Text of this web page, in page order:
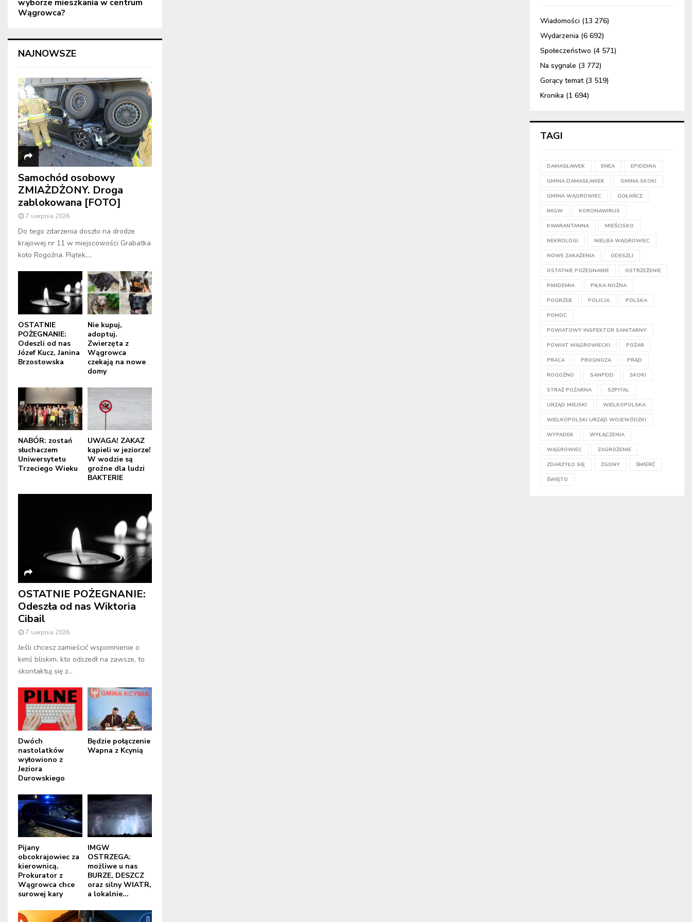
wyborze mieszkania w centrum
Wągrowca?
NAJNOWSZE
Samochód osobowy
ZMIAŻDŻONY. Droga
zablokowana [FOTO]
7 sierpnia 2026
Do tego zdarzenia doszło na drodze
krajowej nr 11 w miejscowości Grabatka
koło Rogoźna. Piątek,...
OSTATNIE
POŻEGNANIE:
Odeszli od nas
Józef Kucz, Janina
Brzostowska
Nie kupuj,
adoptuj.
Zwierzęta z
Wągrowca
czekają na nowe
domy
NABÓR: zostań
słuchaczem
Uniwersytetu
Trzeciego Wieku
UWAGA! ZAKAZ
kąpieli w jeziorze!
W wodzie są
groźne dla ludzi
BAKTERIE
OSTATNIE POŻEGNANIE:
Odeszła od nas Wiktoria
Cibail
7 sierpnia 2026
Jeśli chcesz zamieścić wspomnienie o
kimś bliskim, kto odszedł na zawsze, to
skontaktuj się z...
Dwóch
nastolatków
wyłowiono z
Jeziora
Durowskiego
Będzie połączenie
Wapna z Kcynią
Pijany
obcokrajowiec za
kierownicą.
Prokurator z
Wągrowca chce
surowej kary
IMGW
OSTRZEGA:
możliwe u nas
BURZE, DESZCZ
oraz silny WIATR,
a lokalnie...
Wiadomości (13 276)
Wydarzenia (6 692)
Społeczeństwo (4 571)
Na sygnale (3 772)
Gorący temat(3 519)
Kronika (1 694)
TAGI
DAMASŁAWEK ENEA EPIDEMIA
GMINA DAMASŁAWEK GMINA SKOKI
GMINA WĄGROWIEC GOŁAŃCZ
IMGW KORONAWIRUS
KWARANTANNA MIEŚCISKO
NEKROLOGI NIELBA WĄGROWIEC
NOWE ZAKAŻENIA ODESZLI
OSTATNIE POŻEGNANIE OSTRZEŻENIE
PANDEMIA PIŁKA NOŻNA
POGRZEB POLICJA POLSKA
POMOC
POWIATOWY INSPEKTOR SANITARNY
POWIAT WĄGROWIECKI POŻAR
PRACA PROGNOZA PRĄD
ROGOŹNO SANPEID SKOKI
STRAŻ POŻARNA SZPITAL
URZĄD MIEJSKI WIELKOPOLSKA
WIELKOPOLSKI URZĄD WOJEWÓDZKI
WYPADEK WYŁĄCZENIA
WĄGROWIEC ZAGROŻENIE
ZDARZYŁO SIĘ ZGONY ŚMIERĆ
ŚWIĘTO